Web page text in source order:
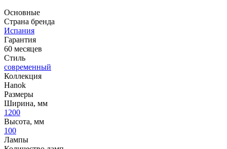
Основные
Страна бренда
Испания
Гарантия
60 месяцев
Стиль
современный
Коллекция
Hanok
Размеры
Ширина, мм
1200
Высота, мм
100
Лампы